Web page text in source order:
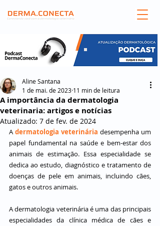
A importância da dermatologia
veterinaria: artigos e notícias
Aline Santana
1 de mai. de 2023 11 min de leitura
Atualizado: 7 de fev. de 2024
A dermatologia veterinária desempenha um
papel fundamental na saúde e bem-estar dos
animais de estimação. Essa especialidade se
dedica ao estudo, diagnóstico e tratamento de
doenças de pele em animais, incluindo cães,
gatos e outros animais.
A dermatologia veterinária é uma das principais
especialidades da clínica médica de cães e